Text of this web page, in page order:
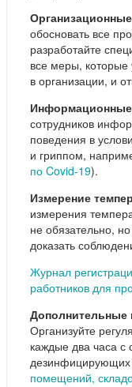
обосновать все
разработайте
все меры, которые
в организации, и
сотрудников
поведения в
и гриппом,
по Covid-19).
Измерение
измерения
не обязательно,
доказать
Журнал
работников для
Дополнительные
Организуйте
каждые два часа
дезинфицирующих
помещений,